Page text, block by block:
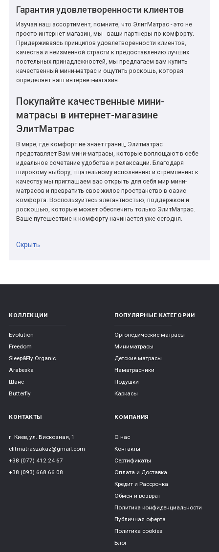
Гарантия удовлетворенности клиентов
Изучая наш ассортимент, помните, что ЭлитМатрас - это не
просто интернет-магазин, мы - ваши партнеры по комфорту.
Придерживаясь принципов удовлетворенности клиентов,
качества и неизменной страсти к предоставлению лучших
постельных принадлежностей, мы предлагаем вам купить
качественный мини-матрас и ощутить роскошь, которая
определяет наш интернет-магазин.
Покупайте качественные мини-
матрасы в интернет-магазине
ЭлитМатрас
В мире, где комфорт не знает границ, Элитматрас
представляет Вам мини-матрасы, которые воплощают в себе
идеальное сочетание удобства и релаксации. Благодаря
широкому выбору, тщательному исполнению и стремлению к
качеству мы приглашаем вас открыть для себя мир мини-
матрасов и превратить свое жилое пространство в оазис
комфорта. Воспользуйтесь элегантностью, поддержкой и
роскошью, которые может обеспечить только ЭлитМатрас.
Ваше путешествие к комфорту начинается уже сегодня.
Скрыть
КОЛЛЕКЦИИ
Evolution
Freedom
Sleep&Fly Organic
Arabeska
Шанс
Butterfly
ПОПУЛЯРНЫЕ КАТЕГОРИИ
Ортопедические матрасы
Миниматрасы
Детские матрасы
Наматрасники
Подушки
Каркасы
КОНТАКТЫ
г. Киев, ул. Вискозная, 1
elitmatraszakaz@gmail.com
+38 (077) 412 24 67
+38 (093) 668 66 08
КОМПАНИЯ
О нас
Контакты
Сертификаты
Оплата и Доставка
Кредит и Рассрочка
Обмен и возврат
Политика конфиденциальности
Публичная оферта
Политика cookies
Блог